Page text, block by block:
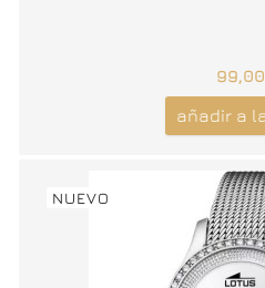
añadir a
NUEVO